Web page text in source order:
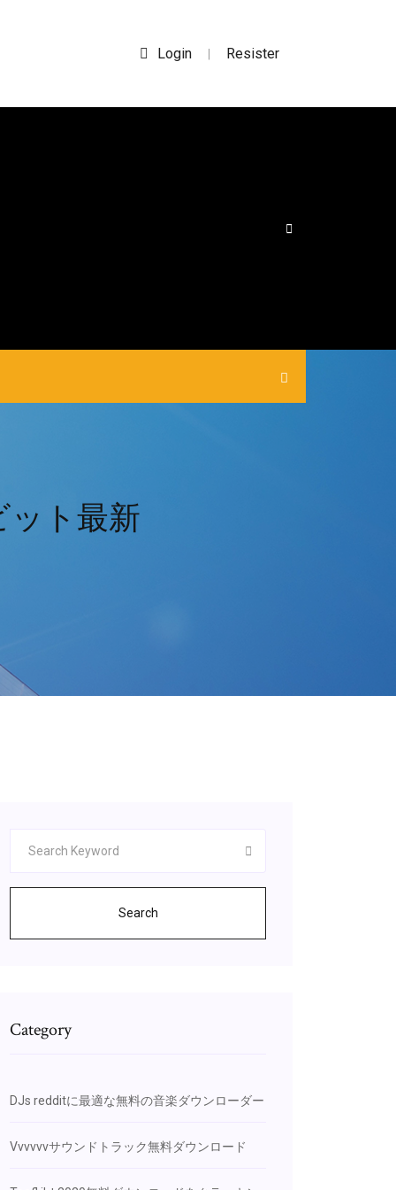
Login | Resister
ット最新
Search
Category
DJs redditに最適な無料の音楽ダウンローダー
Vvvvvvサウンドトラック無料ダウンロード